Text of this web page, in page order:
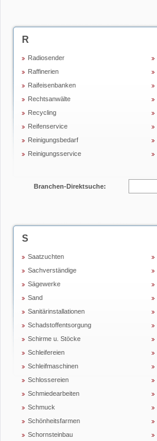
R
Radiosender
Raffinerien
Raifeisenbanken
Rechtsanwälte
Recycling
Reifenservice
Reinigungsbedarf
Reinigungsservice
Branchen-Direktsuche:
S
Saatzuchten
Sachverständige
Sägewerke
Sand
Sanitärinstallationen
Schadstoffentsorgung
Schirme u. Stöcke
Schleifereien
Schleifmaschinen
Schlossereien
Schmiedearbeiten
Schmuck
Schönheitsfarmen
Schornsteinbau